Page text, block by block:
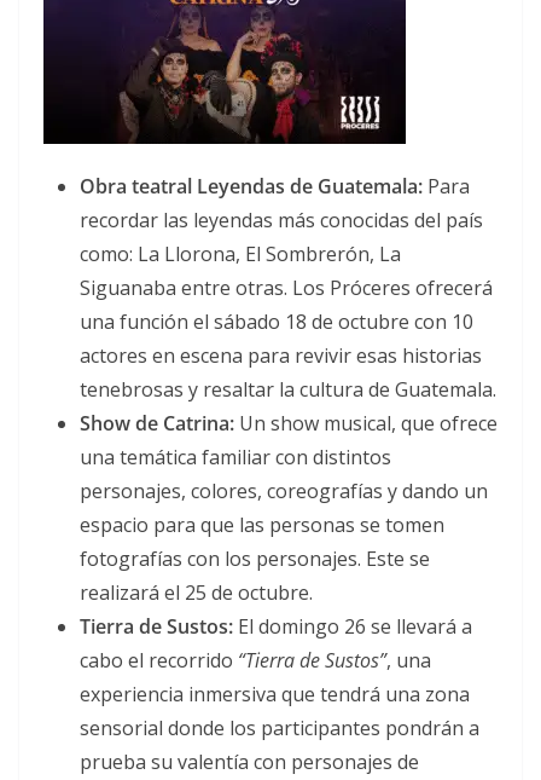
Obra teatral Leyendas de Guatemala: Para
recordar las leyendas más conocidas del país
como: La Llorona, El Sombrerón, La
Siguanaba entre otras. Los Próceres ofrecerá
una función el sábado 18 de octubre con 10
actores en escena para revivir esas historias
tenebrosas y resaltar la cultura de Guatemala.
Show de Catrina: Un show musical, que ofrece
una temática familiar con distintos
personajes, colores, coreografías y dando un
espacio para que las personas se tomen
fotografías con los personajes. Este se
realizará el 25 de octubre.
Tierra de Sustos: El domingo 26 se llevará a
cabo el recorrido “Tierra de Sustos”, una
experiencia inmersiva que tendrá una zona
sensorial donde los participantes pondrán a
prueba su valentía con personajes de